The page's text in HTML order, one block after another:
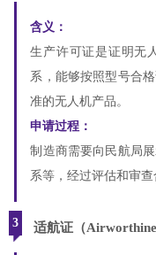
含义：
生产许可证是证明无
系，能够按照型号合
准的无人机产品。
申请过程：
制造商需要向民航局
系等，经过评估和审
3 适航证（